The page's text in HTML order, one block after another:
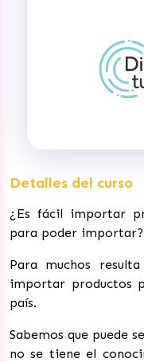
Detalles del curso
¿Es fácil importar
para poder importar?
Para muchos
importar productos
país.
Sabemos que puede
no se tiene el